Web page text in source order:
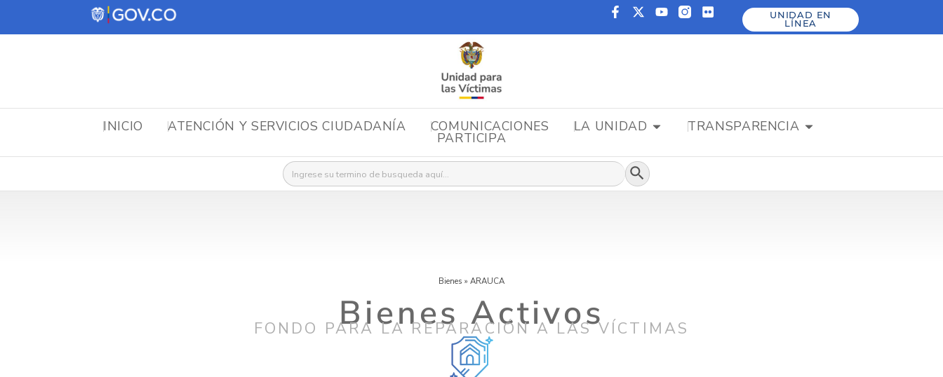
UNIDAD EN
LÍNEA
INICIO ATENCIÓN Y SERVICIOS CIUDADANÍA COMUNICACIONES LA UNIDAD TRANSPARENCIA
PARTICIPA
Buscar: Botón de búsqueda
Bienes » ARAUCA
Bienes Activos
FONDO PARA LA REPARACIÓN A LAS VÍCTIMAS